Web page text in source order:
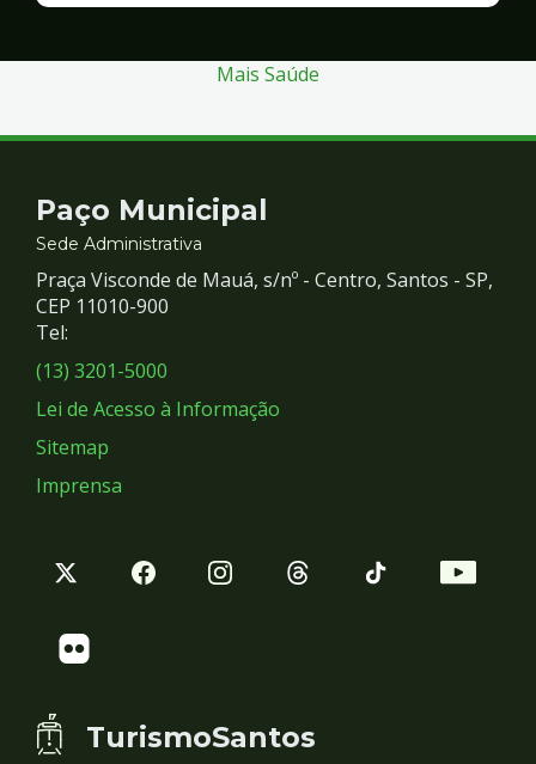
Mais Saúde
Contato
e
Redes
Sociais
Paço Municipal
Sede Administrativa
Praça Visconde de Mauá, s/nº - Centro, Santos - SP,
CEP 11010-900
Tel:
(13) 3201-5000
Lei de Acesso à Informação
Sitemap
Imprensa
TurismoSantos